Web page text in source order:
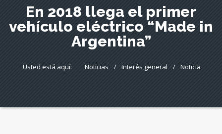
En 2018 llega el primer
vehículo eléctrico “Made in
Argentina”
Usted está aquí: Noticias Interés general Noticia